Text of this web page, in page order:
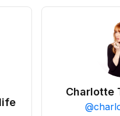
Charlotte
@